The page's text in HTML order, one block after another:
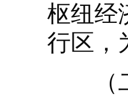
枢纽经
行区，
（二